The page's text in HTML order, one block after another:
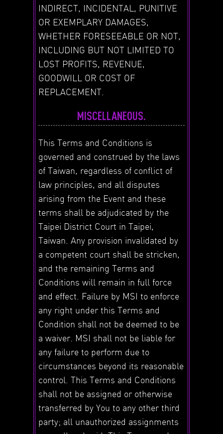
INDIRECT, INCIDENTAL, PUNITIVE
OR EXEMPLARY DAMAGES,
WHETHER FORESEEABLE OR NOT,
INCLUDING BUT NOT LIMITED TO
LOST PROFITS, REVENUE,
GOODWILL OR COST OF
REPLACEMENT.
MISCELLANEOUS.
This Terms and Conditions is
governed and construed by the laws
of Taiwan, regardless of conflict of
law principles, and all disputes
arising from the Event and these
terms shall be adjudicated by the
Taipei District Court in Taipei,
Taiwan. Any provision invalidated by
a competent court shall be stricken,
and the remaining Terms and
Conditions will remain in full force
and effect. Failure by MSI to enforce
any right under this Terms and
Condition shall not be deemed to be
a waiver. MSI shall not be liable for
any failure to perform due to
circumstances beyond its reasonable
control. This Terms and Conditions
shall not be assigned or otherwise
transferred by You to any other third
party; all unauthorized assignments